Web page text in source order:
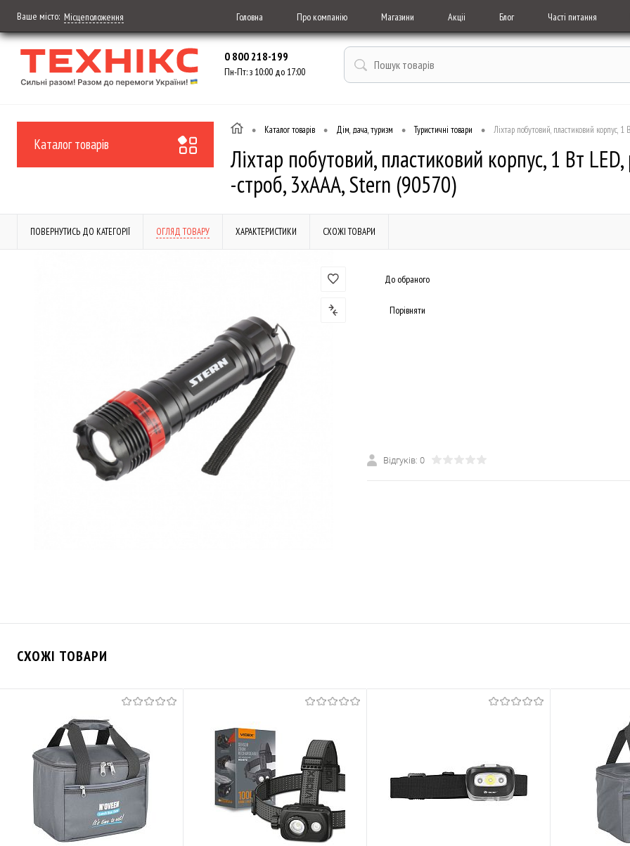
Ваше місто: Місцеположення Головна Про компанію Магазини Акціі Блог Часті питання
0 800 218-199
Пн-Пт: з 10:00 до 17:00
Каталог товарів
• Каталог товарів • Дім, дача, туризм • Туристичні товари • Ліхтар побутовий, пластиковий корпус,
Ліхтар побутовий, пластиковий корпус, 1 Вт
-строб, 3хААА, Stern (90570)
ПОВЕРНУТИСЬ ДО КАТЕГОРІЇ ОГЛЯД ТОВАРУ ХАРАКТЕРИСТИКИ СХОЖІ ТОВАРИ
До обраного
Порівняти
Відгуків: 0
СХОЖІ ТОВАРИ